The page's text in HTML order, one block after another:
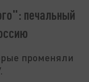
печальный
променяли